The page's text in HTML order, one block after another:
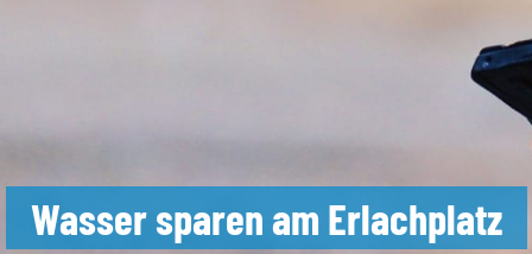
Wasser sparen am Erlachplatz